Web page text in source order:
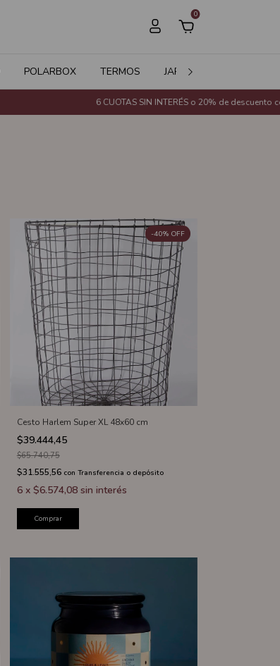
0
POLARBOX TERMOS JARDÍN
6 CUOTAS SIN INTERÉS o 20% de descuento con Transferencia
Cesto Harlem Super XL 48x60 cm
$39.444,45
-40% OFF
$65.740,75
$31.555,56 con Transferencia o depósito
6 x $6.574,08 sin interés
Comprar